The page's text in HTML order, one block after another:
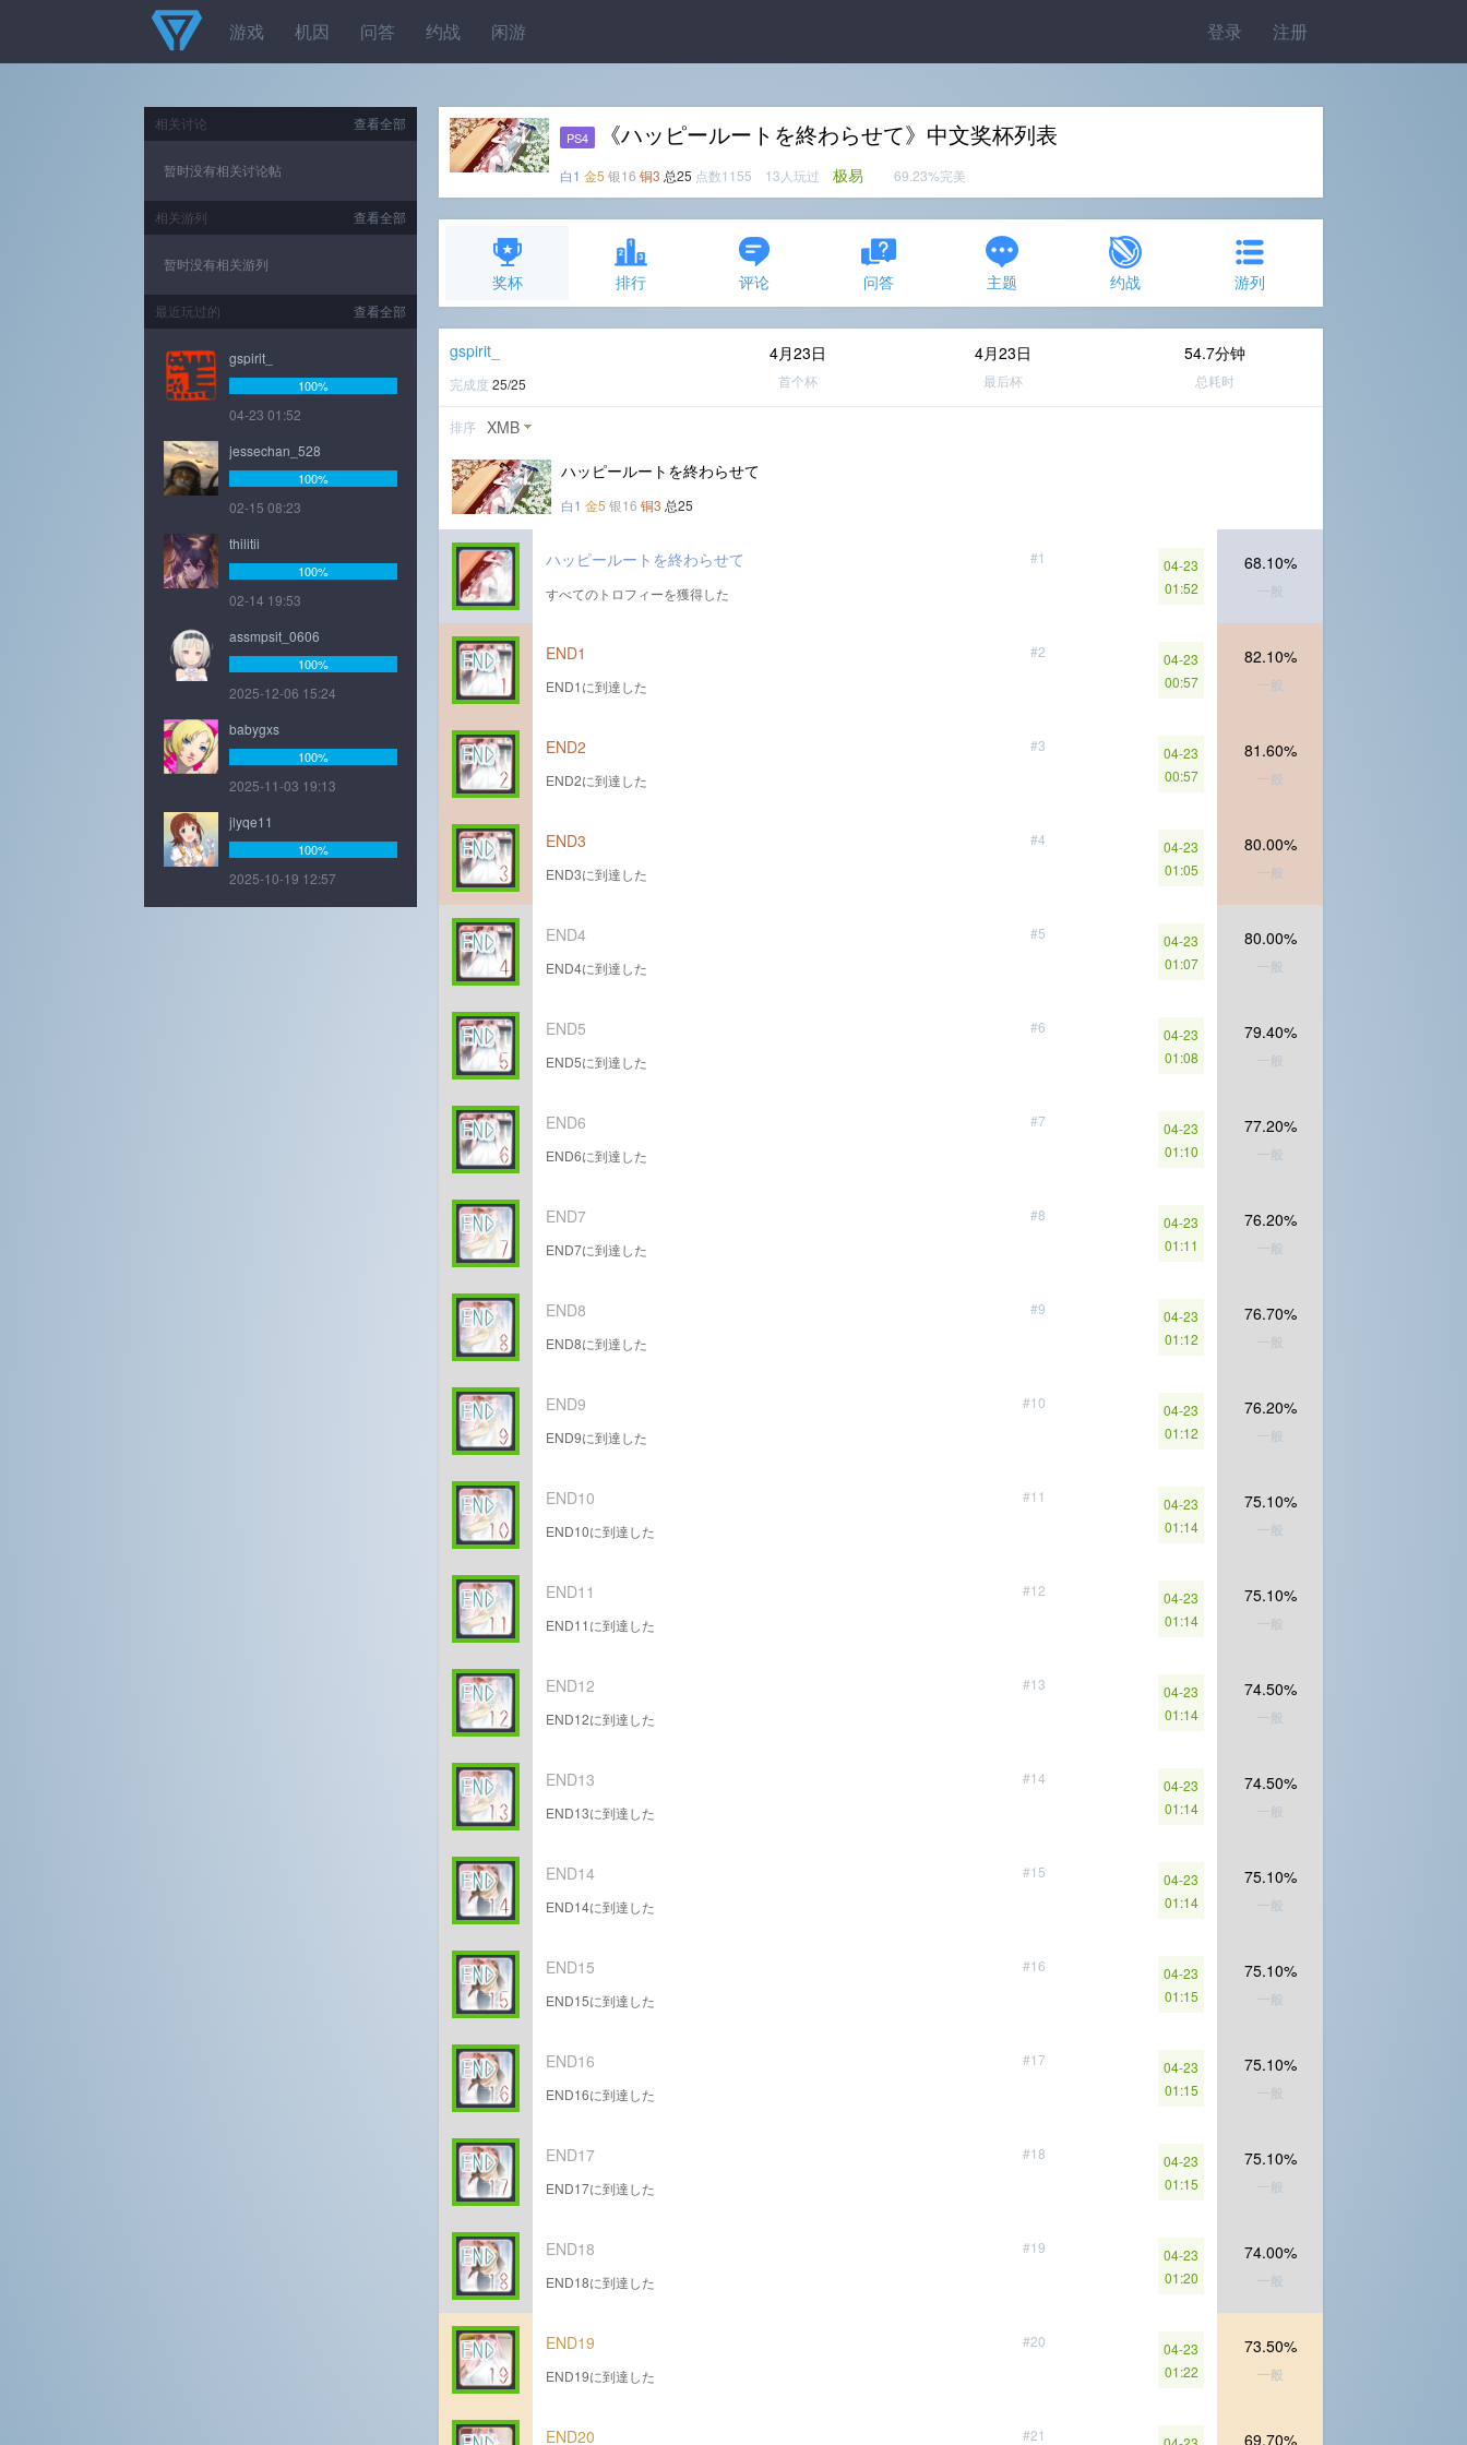
登录 注册
游戏 机因 问答 约战 闲游
PS4 《ハッピールートを終わらせて》中文奖杯列表
白1 金5 银16 铜3 总25 点数1155 13人玩过 极易 69.23%完美
奖杯 排行 评论 问答 主题 约战 游列
gspirit_
完成度 25/25
4月23日
首个杯
4月23日
最后杯
54.7分钟
总耗时
排序 XMB
ハッピールートを終わらせて
白1 金5 银16 铜3 总25
#1
ハッピールートを終わらせて
すべてのトロフィーを獲得した
04-23
01:52
68.10%
一般
#2
END1
END1に到達した
04-23
00:57
82.10%
一般
#3
END2
END2に到達した
04-23
00:57
81.60%
一般
#4
END3
END3に到達した
04-23
01:05
80.00%
一般
#5
END4
END4に到達した
04-23
01:07
80.00%
一般
#6
END5
END5に到達した
04-23
01:08
79.40%
一般
#7
END6
END6に到達した
04-23
01:10
77.20%
一般
#8
END7
END7に到達した
04-23
01:11
76.20%
一般
#9
END8
END8に到達した
04-23
01:12
76.70%
一般
#10
END9
END9に到達した
04-23
01:12
76.20%
一般
#11
END10
END10に到達した
04-23
01:14
75.10%
一般
#12
END11
END11に到達した
04-23
01:14
75.10%
一般
#13
END12
END12に到達した
04-23
01:14
74.50%
一般
#14
END13
END13に到達した
04-23
01:14
74.50%
一般
#15
END14
END14に到達した
04-23
01:14
75.10%
一般
#16
END15
END15に到達した
04-23
01:15
75.10%
一般
#17
END16
END16に到達した
04-23
01:15
75.10%
一般
#18
END17
END17に到達した
04-23
01:15
75.10%
一般
#19
END18
END18に到達した
04-23
01:20
74.00%
一般
#20
END19
END19に到達した
04-23
01:22
73.50%
一般
#21
END20 69.70%
查看全部
相关讨论
暂时没有相关讨论帖
查看全部
相关游列
暂时没有相关游列
查看全部
最近玩过的
gspirit_
100%
04-23 01:52
jessechan_528
100%
02-15 08:23
thilitii
100%
02-14 19:53
assmpsit_0606
100%
2025-12-06 15:24
babygxs
100%
2025-11-03 19:13
jlyqe11
100%
2025-10-19 12:57